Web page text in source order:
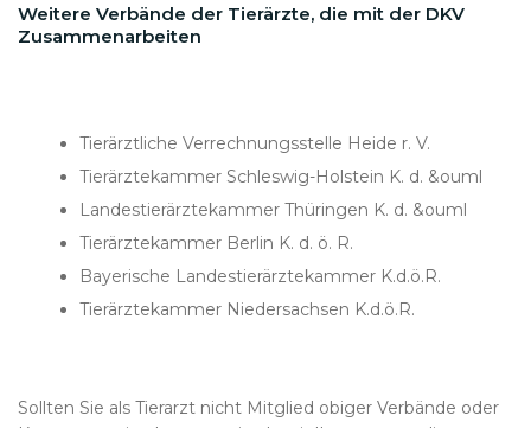
Weitere Verbände der Tierärzte, die mit der DKV
Zusammenarbeiten
Tierärztliche Verrechnungsstelle Heide r. V.
Tierärztekammer Schleswig-Holstein K. d. &ouml
Landestierärztekammer Thüringen K. d. &ouml
Tierärztekammer Berlin K. d. ö. R.
Bayerische Landestierärztekammer K.d.ö.R.
Tierärztekammer Niedersachsen K.d.ö.R.
Sollten Sie als Tierarzt nicht Mitglied obiger Verbände oder